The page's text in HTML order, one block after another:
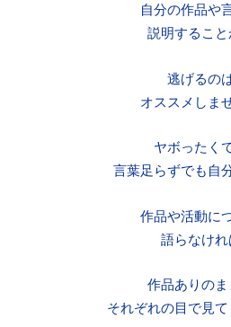
自分の作品や
説明すること
逃げるの
オススメしま
ヤボったく
言葉足らずでも自
作品や活動に
語らなけれ
作品ありのま
それぞれの目で見